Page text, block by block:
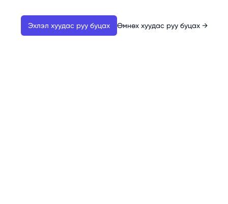
Эхлэл хуудас руу буцах Өмнөх хуудас руу буцах →